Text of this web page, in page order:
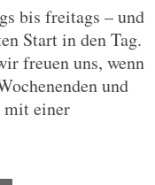
bis freitags – und
Start in den Tag.
freuen uns, wenn
und
mit einer